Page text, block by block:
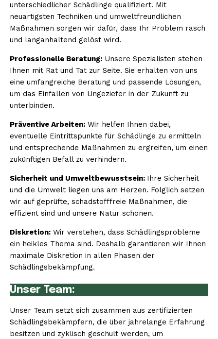
unterschiedlicher Schädlinge qualifiziert. Mit
neuartigsten Techniken und umweltfreundlichen
Maßnahmen sorgen wir dafür, dass Ihr Problem rasch
und langanhaltend gelöst wird.
Professionelle Beratung: Unsere Spezialisten stehen
Ihnen mit Rat und Tat zur Seite. Sie erhalten von uns
eine umfangreiche Beratung und passende Lösungen,
um das Einfallen von Ungeziefer in der Zukunft zu
unterbinden.
Präventive Arbeiten: Wir helfen Ihnen dabei,
eventuelle Eintrittspunkte für Schädlinge zu ermitteln
und entsprechende Maßnahmen zu ergreifen, um einen
zukünftigen Befall zu verhindern.
Sicherheit und Umweltbewusstsein: Ihre Sicherheit
und die Umwelt liegen uns am Herzen. Folglich setzen
wir auf geprüfte, schadstofffreie Maßnahmen, die
effizient sind und unsere Natur schonen.
Diskretion: Wir verstehen, dass Schädlingsprobleme
ein heikles Thema sind. Deshalb garantieren wir Ihnen
maximale Diskretion in allen Phasen der
Schädlingsbekämpfung.
Unser Team:
Unser Team setzt sich zusammen aus zertifizierten
Schädlingsbekämpfern, die über jahrelange Erfahrung
besitzen und zyklisch geschult werden, um